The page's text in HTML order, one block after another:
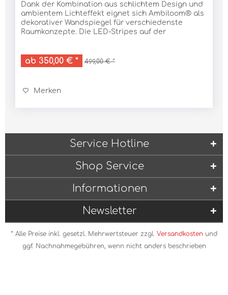
Dank der Kombination aus schlichtem Design und
ambientem Lichteffekt eignet sich Ambiloom® als
dekorativer Wandspiegel für verschiedenste
Raumkonzepte. Die LED-Stripes auf der
ab 350,00 € * 499,00 € *
Merken
Service Hotline
Shop Service
Informationen
Newsletter
* Alle Preise inkl. gesetzl. Mehrwertsteuer zzgl. Versandkosten und
ggf. Nachnahmegebühren, wenn nicht anders beschrieben